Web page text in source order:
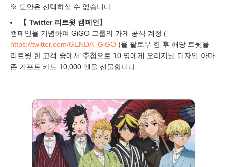
※ 도안은 선택하실 수 없습니다.
【 Twitter 리트윗 캠페인】
캠페인을 기념하여 GiGO 그룹의 가게 공식 계정 (
https://twitter.com/GENDA_GiGO )을 팔로우 한 후 해당 트윗을
리트윗 한 고객 중에서 추첨으로 10 명에게 오리지널 디자인 아마
존 기프트 카드 10,000 엔을 선물합니다.